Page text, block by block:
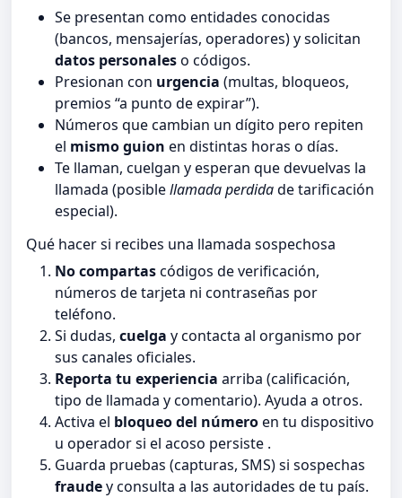
Se presentan como entidades conocidas
(bancos, mensajerías, operadores) y solicitan
datos personaleso códigos.
Presionan con urgencia (multas, bloqueos,
premios “a punto de expirar”).
Números que cambian un dígito pero repiten
el mismo guion en distintas horas o días.
Te llaman, cuelgan y esperan que devuelvas la
llamada (posiblellamada perdidade tarificación
especial).
Qué hacer si recibes una llamada sospechosa
No compartascódigos de verificación,
números de tarjeta ni contraseñas por
teléfono.
Si dudas, cuelga y contacta al organismo por
sus canales oficiales.
Reporta tu experiencia arriba (calificación,
tipo de llamada y comentario). Ayuda a otros.
Activa el bloqueo del númeroen tu dispositivo
u operador si el acoso persiste .
Guarda pruebas (capturas, SMS) si sospechas
fraudey consulta a las autoridades de tu país.